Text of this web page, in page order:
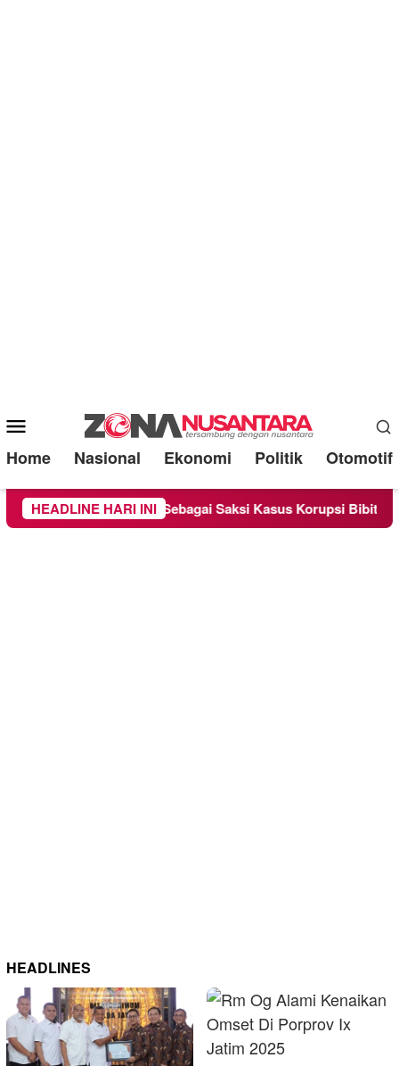
Mobile
Menu
Home Nasional Ekonomi Politik Otomotif
HEADLINE HARI INI
Chandra Diperiksa Sebagai Saksi Kasus Korupsi Bibit Nanas
HEADLINES